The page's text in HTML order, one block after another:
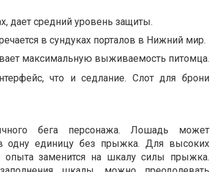
дает средний уровень защиты.
в сундуках порталов в Нижний мир.
максимальную выживаемость питомца.
что и седлание. Слот для брони
бега персонажа. Лошадь может
одну единицу без прыжка. Для высоких
заменится на шкалу силы прыжка.